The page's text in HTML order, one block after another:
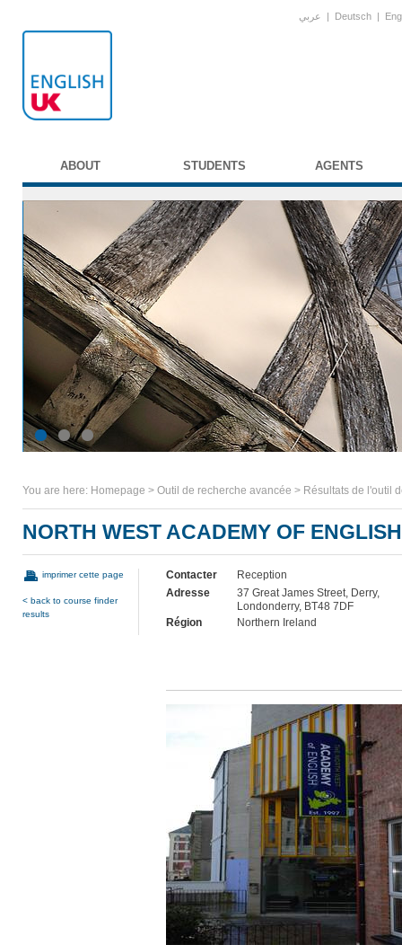
عربي | Deutsch |
ABOUT STUDENTS AGENTS
You are here: Homepage > Outil de recherche avancée > Résultats de l'outil
NORTH WEST ACADEMY OF ENGLISH
imprimer cette page
< back to course finder
results
Contacter
Reception
Adresse
37 Great James Street, Derry,
Londonderry, BT48 7DF
Région
Northern Ireland